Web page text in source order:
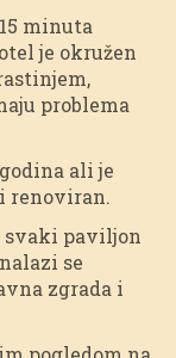
minuta
je okružen
problema
ali je
renoviran.
svaki paviljon
se
zgrada i